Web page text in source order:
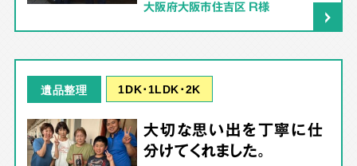
大阪府大阪市住吉区 R様
遺品整理 1DK･1LDK･2K
大切な思い出を丁寧に仕
分けてくれました。